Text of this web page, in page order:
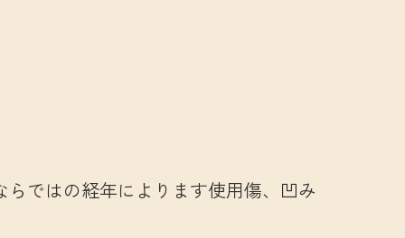
ではの経年によります使用傷、凹み